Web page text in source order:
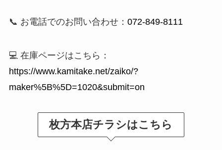
📞 お電話でのお問い合わせ： 072-849-8111
💻 在庫ページはこちら：
https://www.kamitake.net/zaiko/?
maker%5B%5D=1020&submit=on
枚方本店チラシはこちら